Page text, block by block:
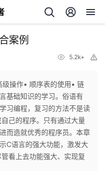
案例
5.2k+
级操作• 顺序表的使用• 链
基础知识的学习。俗语有
习编程，复习的方法不是读
己的程序。只有通过大量
而造就优秀的程序员。本章
C语言的强大功能，激发大
看上去功能强大、实现复